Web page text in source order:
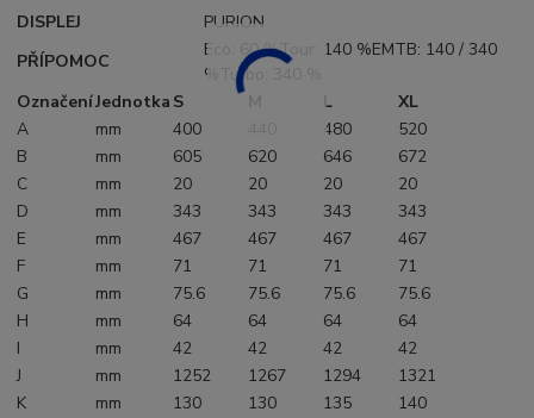
DISPLEJ
PURION
PŘÍPOMOC
Eco: 60 %Tour: 140 %EMTB: 140 / 340
%Turbo: 340 %
OznačeníJednotka S L
XL
A
mm 400 480
520
B
mm 605 620 646
672
C
mm 20 20 20
20
D
mm 343 343 343
343
E
mm 467 467 467
467
F
mm 71 71 71
71
G
mm 75.6 75.6 75.6
75.6
H
mm 64 64 64
64
I
mm 42 42 42
42
J
mm 1252 1267 1294
1321
K
mm 130 130 135
140